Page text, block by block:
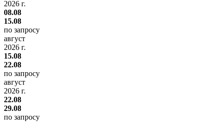
2026 г.
08.08
15.08
по запросу
август
2026 г.
15.08
22.08
по запросу
август
2026 г.
22.08
29.08
по запросу